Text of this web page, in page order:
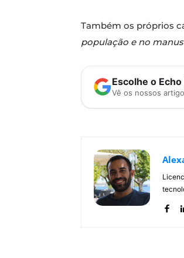
Também os próprios
população e no
Escolhe o
Vê os nossos